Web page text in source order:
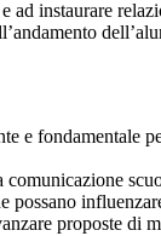
ad instaurare
e fondamentale
proposte di